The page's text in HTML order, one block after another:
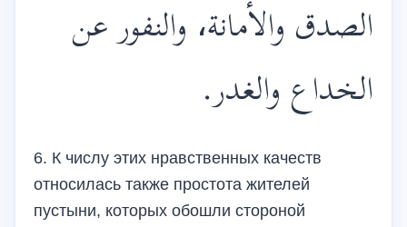
الصدق والأمانة، والنفور عن
الخداع والغدر.
6. К числу этих нравственных качеств
относилась также простота жителей
пустыни, которых обошли стороной